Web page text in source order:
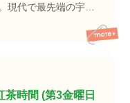
現代で最先端の宇…
時間 (第3金曜日